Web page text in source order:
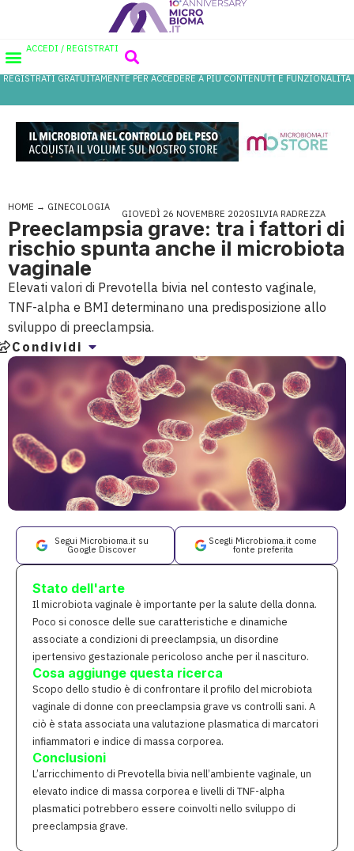
ACCEDI / REGISTRATI
REGISTRATI GRATUITAMENTE PER ACCEDERE A PIÙ CONTENUTI E FUNZIONALITÀ
HOME → GINECOLOGIA
GIOVEDÌ 26 NOVEMBRE 2020SILVIA RADREZZA
Preeclampsia grave: tra i fattori di
rischio spunta anche il microbiota
vaginale
Elevati valori di Prevotella bivia nel contesto vaginale,
TNF-alpha e BMI determinano una predisposizione allo
sviluppo di preeclampsia.
Condividi
Segui Microbioma.it su
Google Discover
Scegli Microbioma.it come
fonte preferita
Stato dell'arte
Il microbiota vaginale è importante per la salute della donna.
Poco si conosce delle sue caratteristiche e dinamiche
associate a condizioni di preeclampsia, un disordine
ipertensivo gestazionale pericoloso anche per il nascituro.
Cosa aggiunge questa ricerca
Scopo dello studio è di confrontare il profilo del microbiota
vaginale di donne con preeclampsia grave vs controlli sani. A
ciò è stata associata una valutazione plasmatica di marcatori
infiammatori e indice di massa corporea.
Conclusioni
L’arricchimento di Prevotella bivia nell’ambiente vaginale, un
elevato indice di massa corporea e livelli di TNF-alpha
plasmatici potrebbero essere coinvolti nello sviluppo di
preeclampsia grave.